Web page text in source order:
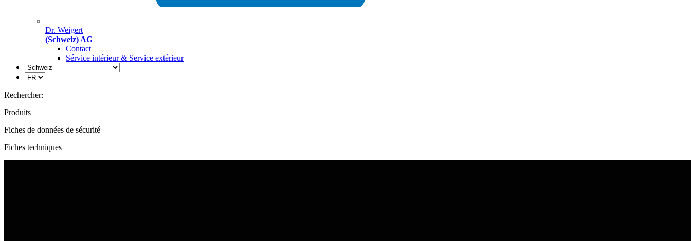
Dr. Weigert
(Schweiz) AG
Contact
Sérvice intérieur & Service extérieur
Rechercher:
Produits
Fiches de données de sécurité
Fiches techniques